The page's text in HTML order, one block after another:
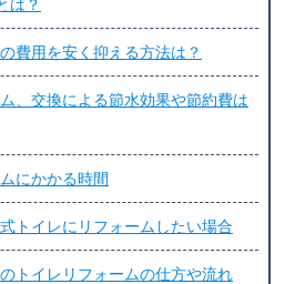
は？
費用を安く抑える方法は？
、交換による節水効果や節約費は
にかかる時間
トイレにリフォームしたい場合
トイレリフォームの仕方や流れ